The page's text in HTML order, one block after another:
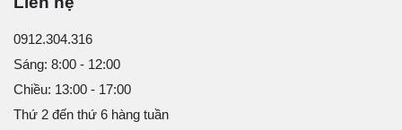
0912.304.316
Sáng: 8:00 - 12:00
Chiều: 13:00 - 17:00
Thứ 2 đến thứ 6 hàng tuần